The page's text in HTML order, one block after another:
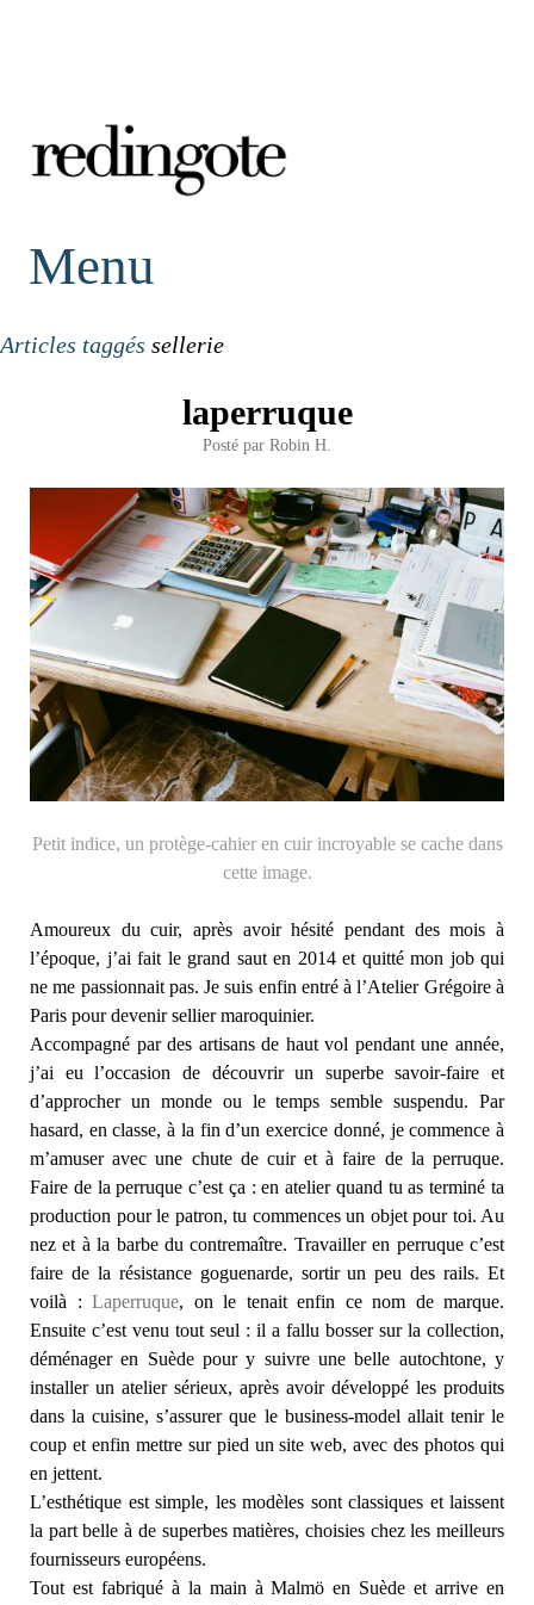
redingote.
Menu
Articles taggés sellerie
laperruque
Posté par Robin H.
Petit indice, un protège-cahier en cuir incroyable se cache dans
cette image.
Amoureux du cuir, après avoir hésité pendant des mois à
l’époque, j’ai fait le grand saut en 2014 et quitté mon job qui
ne me passionnait pas. Je suis enfin entré à l’Atelier Grégoire à
Paris pour devenir sellier maroquinier.
Accompagné par des artisans de haut vol pendant une année,
j’ai eu l’occasion de découvrir un superbe savoir-faire et
d’approcher un monde ou le temps semble suspendu. Par
hasard, en classe, à la fin d’un exercice donné, je commence à
m’amuser avec une chute de cuir et à faire de la perruque.
Faire de la perruque c’est ça : en atelier quand tu as terminé ta
production pour le patron, tu commences un objet pour toi. Au
nez et à la barbe du contremaître. Travailler en perruque c’est
faire de la résistance goguenarde, sortir un peu des rails. Et
voilà : Laperruque, on le tenait enfin ce nom de marque.
Ensuite c’est venu tout seul : il a fallu bosser sur la collection,
déménager en Suède pour y suivre une belle autochtone, y
installer un atelier sérieux, après avoir développé les produits
dans la cuisine, s’assurer que le business-model allait tenir le
coup et enfin mettre sur pied un site web, avec des photos qui
en jettent.
L’esthétique est simple, les modèles sont classiques et laissent
la part belle à de superbes matières, choisies chez les meilleurs
fournisseurs européens.
Tout est fabriqué à la main à Malmö en Suède et arrive en